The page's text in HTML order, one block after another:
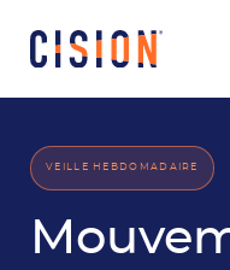
VEILLE HEBDOMADAIRE